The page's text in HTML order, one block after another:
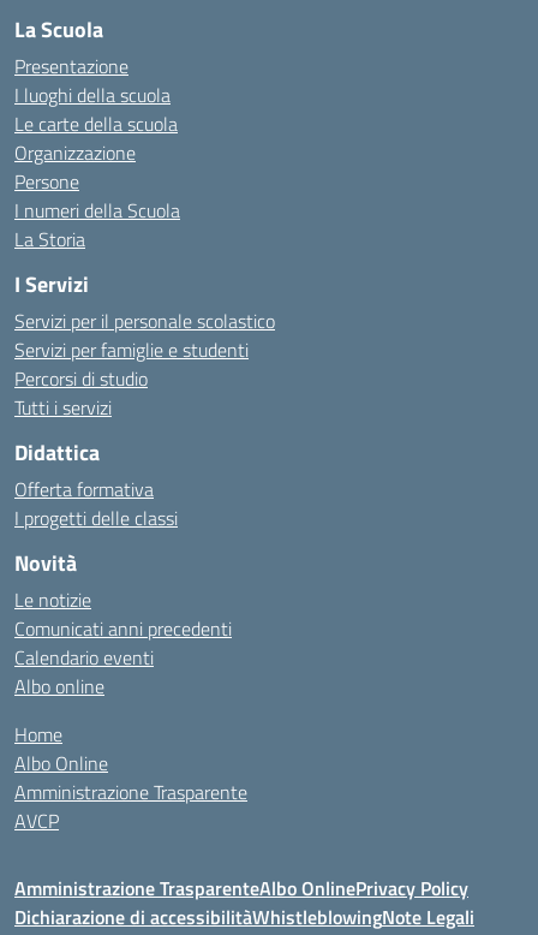
La Scuola
Presentazione
I luoghi della scuola
Le carte della scuola
Organizzazione
Persone
I numeri della Scuola
La Storia
I Servizi
Servizi per il personale scolastico
Servizi per famiglie e studenti
Percorsi di studio
Tutti i servizi
Didattica
Offerta formativa
I progetti delle classi
Novità
Le notizie
Comunicati anni precedenti
Calendario eventi
Albo online
Home
Albo Online
Amministrazione Trasparente
AVCP
Amministrazione TrasparenteAlbo OnlinePrivacy Policy
Dichiarazione di accessibilitàWhistleblowingNote Legali